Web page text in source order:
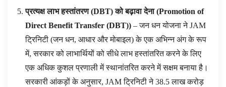
प्रत्यक्ष लाभ हस्तांतरण (DBT) को बढ़ावा देना(Promotion of
Direct Benefit Transfer (DBT)) – जन धन योजना ने JAM
ट्रिनिटी (जन धन, आधार और मोबाइल) के एक अभिन्न अंग के रूप
में, सरकार को लाभार्थियों को सीधे लाभ हस्तांतरित करने के लिए
एक अधिक कुशल प्रणाली में स्थानांतरित करने में सक्षम बनाया है।
सरकारी आंकड़ों के अनुसार, JAM ट्रिनिटी ने 38.5 लाख करोड़